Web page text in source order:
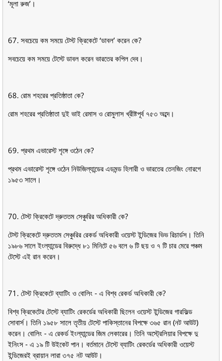
‘মূলা রুজ’।
67. সবচেয়ে কম সময়ে টেস্ট ক্রিকেটে ‘ডাবল’ করেন কে?
সবচেয়ে কম সময়ে টেস্টে ডাবল করেন ভারতের কপিল দেব।
68. রােম শহরের প্রতিষ্ঠাতা কে?
রােম শহরের প্রতিষ্ঠাতা দুই ভাই রেমাস ও রােমুলাস খ্রীষ্টপূর্ব ৭৫৩ অব্দে।
69. প্রথম এভারেস্ট শৃঙ্গে ওঠেন কে?
প্রথম এভারেস্ট শৃঙ্গে ওঠেন নিউজিল্যান্ডের এডমন্ড হিলারী ও ভারতের তেনজিং নােরগে
১৯৫৩ সালে।
70. টেস্ট ক্রিকেটে দ্রুততম সেঞ্চুরির অধিকারী কে?
টেস্ট ক্রিকেটে দ্রুততম সেঞ্চুরির রেকর্ড অধিকারী ওয়েস্ট ইন্ডিজের ভিভ রিচার্ডস। তিনি
১৯৮৬ সালে ইংল্যান্ডের বিরুদ্ধে ৮১ মিনিটে ৫৬ বলে ৬ টি ছয় ও ৭ টি চার মেরে পঞ্চম
টেস্টে এই রান করেন।
71. টেস্ট ক্রিকেটে ব্যাটিং ও বােলিং - এ বিশ্ব রেকর্ড অধিকারী কে?
বিশ্ব ক্রিকেটের টেস্টে ব্যাটিং রেকর্ডের অধিকারী ছিলেন ওয়েস্ট ইন্ডিজের গারফিল্ড
সােবার্স। তিনি ১৯৫৮ সালে তৃতীয় টেস্টে পাকিস্তানের বিপক্ষে ৩৬৫ রান (নট আউট)
করেন। বােলিং - এ রেকর্ড ইংল্যান্ডের জিম লেকারের। তিনি অস্ট্রেলিয়ার বিপক্ষে দু
ইনিংস - এ ১৯ টি উইকেট পান। বর্তমানে টেস্টে ব্যাটিং রেকর্ডের অধিকারী ওয়েস্ট
ইন্ডিজেরই ব্রায়ান লারা ৩৭৫ নট আউট।